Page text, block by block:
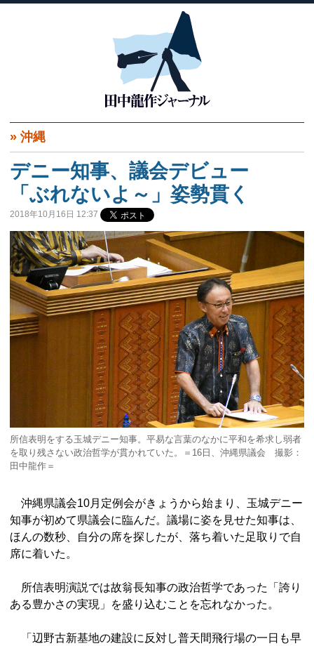
» 沖縄
デニー知事、議会デビュー
「ぶれないよ～」姿勢貫く
2018年10月16日 12:37
所信表明をする玉城デニー知事。平易な言葉のなかに平和を希求し弱者
を取り残さない政治哲学が貫かれていた。＝16日、沖縄県議会 撮影：
田中龍作＝
沖縄県議会10月定例会がきょうから始まり、玉城デニー
知事が初めて県議会に臨んだ。議場に姿を見せた知事は、
ほんの数秒、自分の席を探したが、落ち着いた足取りで自
席に着いた。
所信表明演説では故翁長知事の政治哲学であった「誇り
ある豊かさの実現」を盛り込むことを忘れなかった。
「辺野古新基地の建設に反対し普天間飛行場の一日も早